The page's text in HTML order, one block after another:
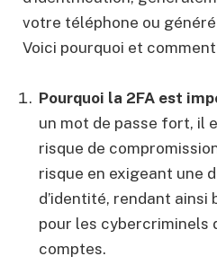
votre téléphone ou
Voici pourquoi et
Pourquoi la 2FA est
un mot de passe fort, il
risque de
risque en exigeant une
d’identité, rendant
pour les cybercriminels
comptes.